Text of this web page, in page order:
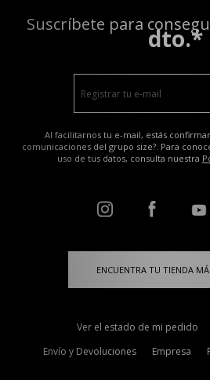
Suscríbete paradto.*
Al facilitarnos tu e-mail, estás
comunicaciones del grupo size?. Para
uso de tus datos, consulta nuestra
ENCUENTRA TU TIENDA
Ver el estado de mi pedido
Envío y Devoluciones
Empresa